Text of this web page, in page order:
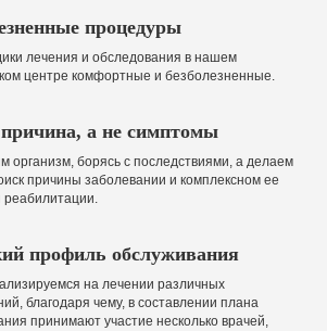
процедуры
лечения и обследования в нашем
центре комфортные и безболезненные.
а не симптомы
организм, борясь с последствиями, а делаем
причины заболевании и комплексном ее
реабилитации.
профиль обслуживания
на лечении различных
благодаря чему, в составлении плана
принимают участие несколько врачей,